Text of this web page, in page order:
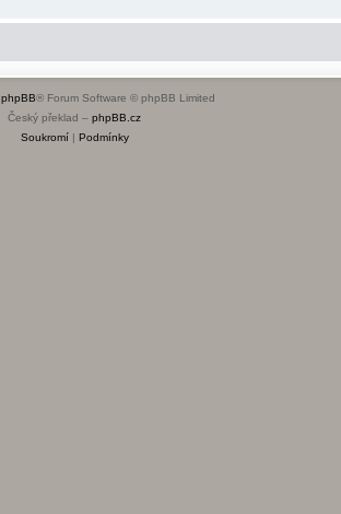
phpBB® Forum Software © phpBB Limited
Český překlad – phpBB.cz
Soukromí| Podmínky